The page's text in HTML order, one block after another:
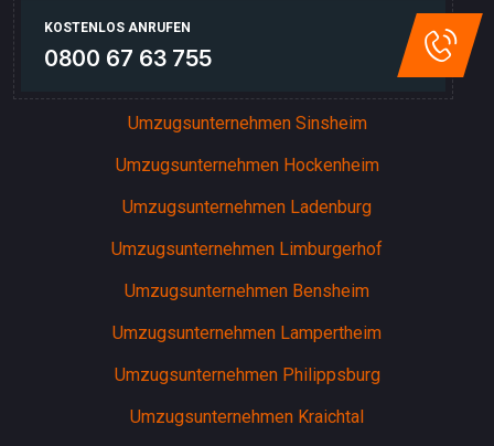
KOSTENLOS ANRUFEN
0800 67 63 755
Umzugsunternehmen Sinsheim
Umzugsunternehmen Hockenheim
Umzugsunternehmen Ladenburg
Umzugsunternehmen Limburgerhof
Umzugsunternehmen Bensheim
Umzugsunternehmen Lampertheim
Umzugsunternehmen Philippsburg
Umzugsunternehmen Kraichtal